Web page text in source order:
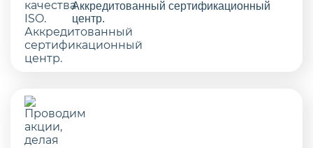
Аккредитованный сертификационный
центр.